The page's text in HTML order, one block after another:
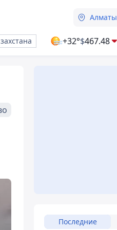
Алматы
+32°$467.48
Последние